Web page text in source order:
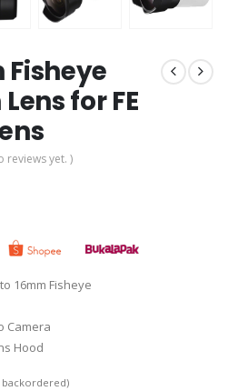
Fisheye
for FE
reviews yet. )
16mm Fisheye
Camera
Hood
backordered)